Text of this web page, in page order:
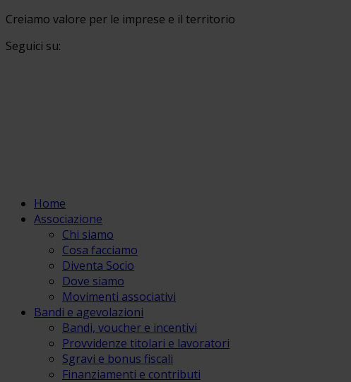
Creiamo valore per le imprese e il territorio
Seguici su:
Home
Associazione
Chi siamo
Cosa facciamo
Diventa Socio
Dove siamo
Movimenti associativi
Bandi e agevolazioni
Bandi, voucher e incentivi
Provvidenze titolari e lavoratori
Sgravi e bonus fiscali
Finanziamenti e contributi